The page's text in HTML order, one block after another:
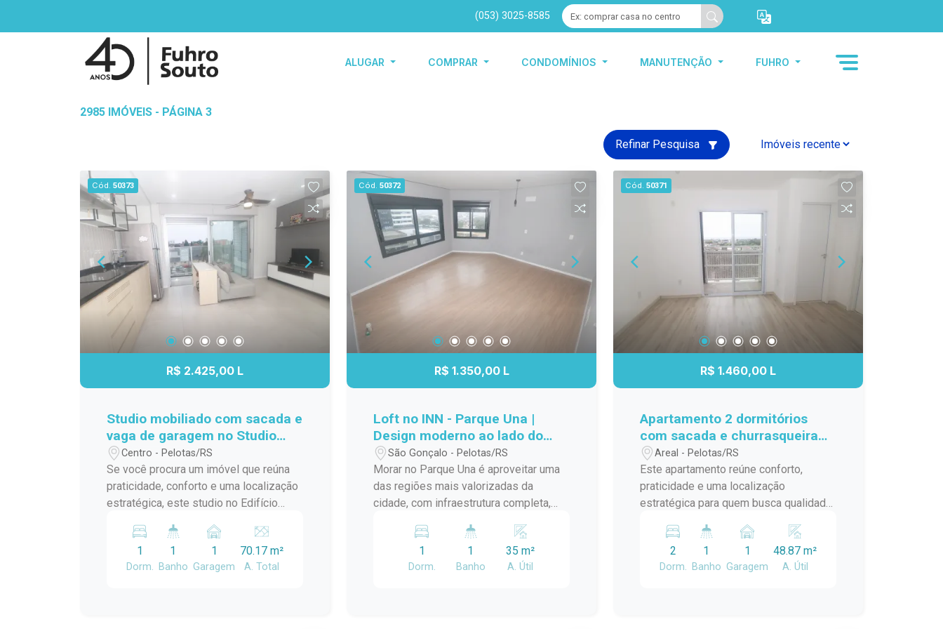
(053) 3025-8585
ALUGAR COMPRAR CONDOMÍNIOS MANUTENÇÃO FUHRO
2985 IMÓVEIS - PÁGINA 3
Refinar Pesquisa
Cód. 50373
R$ 2.425,00 L
Studio mobiliado com sacada e
vaga de garagem no Studio
Residence Plus II - Centro de
Pelotas
Centro - Pelotas/RS
Se você procura um imóvel que reúna
praticidade, conforto e uma localização
estratégica, este studio no Edifício
excelente escolha. Totalmente
mobiliado, equipado e com ambientes
planejados, oferece uma solução
1
Dorm.
1
Banho
1
Garagem
70.17 m²
A. Total
Cód. 50372
R$ 1.350,00 L
Loft no INN - Parque Una |
Design moderno ao lado do
Shopping Pelotas
São Gonçalo - Pelotas/RS
Morar no Parque Una é aproveitar uma
das regiões mais valorizadas da
cidade, com infraestrutura completa,
e serviços ao redor. Este loft foi
projetado para oferecer ambientes bem
distribuídos, design contemporâneo e
1
Dorm.
1
Banho
35 m²
A. Útil
Cód. 50371
R$ 1.460,00 L
Apartamento 2 dormitórios
com sacada e churrasqueira
no Fragata
Areal - Pelotas/RS
Este apartamento reúne conforto,
praticidade e uma localização
estratégica para quem busca qualidade
bem distribuídos, acabamentos que
proporcionam aconchego e uma
infraestrutura de condomínio completa,
2
Dorm.
1
Banho
1
Garagem
48.87 m²
A. Útil